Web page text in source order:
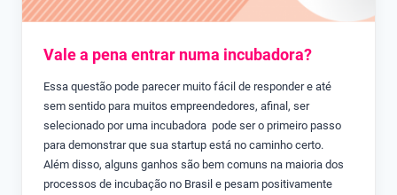
Vale a pena entrar numa incubadora?
Essa questão pode parecer muito fácil de responder e até
sem sentido para muitos empreendedores, afinal, ser
selecionado por uma incubadora pode ser o primeiro passo
para demonstrar que sua startup está no caminho certo.
Além disso, alguns ganhos são bem comuns na maioria dos
processos de incubação no Brasil e pesam positivamente